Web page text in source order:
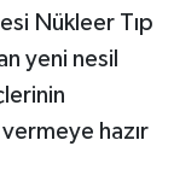
Nükleer Tıp
yeni nesil
hazır